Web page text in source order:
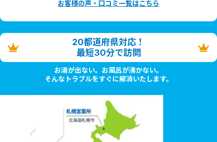
お客様の声・口コミ一覧はこちら
20都道府県対応！
最短30分で訪問
お湯が出ない。お風呂が沸かない。
そんなトラブルをすぐに解消いたします。